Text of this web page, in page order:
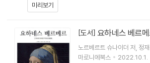
미리보기
[도서] 요하네스 베르
노르베르트 슈나이더 저 정
마로니에북스
2022.10.1.